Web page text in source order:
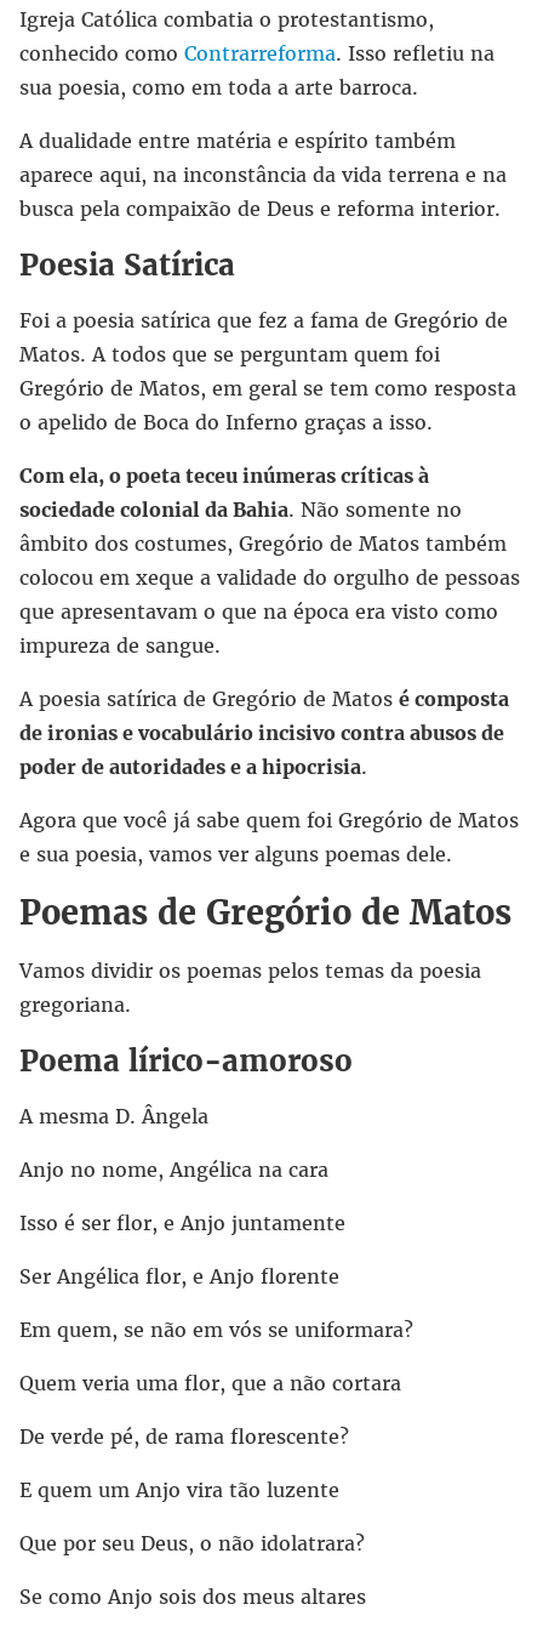
Igreja Católica combatia o protestantismo,
conhecido como Contrarreforma. Isso refletiu na
sua poesia, como em toda a arte barroca.
A dualidade entre matéria e espírito também
aparece aqui, na inconstância da vida terrena e na
busca pela compaixão de Deus e reforma interior.
Poesia Satírica
Foi a poesia satírica que fez a fama de Gregório de
Matos. A todos que se perguntam quem foi
Gregório de Matos, em geral se tem como resposta
o apelido de Boca do Inferno graças a isso.
Com ela, o poeta teceu inúmeras críticas à
sociedade colonial da Bahia. Não somente no
âmbito dos costumes, Gregório de Matos também
colocou em xeque a validade do orgulho de pessoas
que apresentavam o que na época era visto como
impureza de sangue.
A poesia satírica de Gregório de Matos é composta
de ironias e vocabulário incisivo contra abusos de
poder de autoridades e a hipocrisia.
Agora que você já sabe quem foi Gregório de Matos
e sua poesia, vamos ver alguns poemas dele.
Poemas de Gregório de Matos
Vamos dividir os poemas pelos temas da poesia
gregoriana.
Poema lírico-amoroso
A mesma D. Ângela
Anjo no nome, Angélica na cara
Isso é ser flor, e Anjo juntamente
Ser Angélica flor, e Anjo florente
Em quem, se não em vós se uniformara?
Quem veria uma flor, que a não cortara
De verde pé, de rama florescente?
E quem um Anjo vira tão luzente
Que por seu Deus, o não idolatrara?
Se como Anjo sois dos meus altares